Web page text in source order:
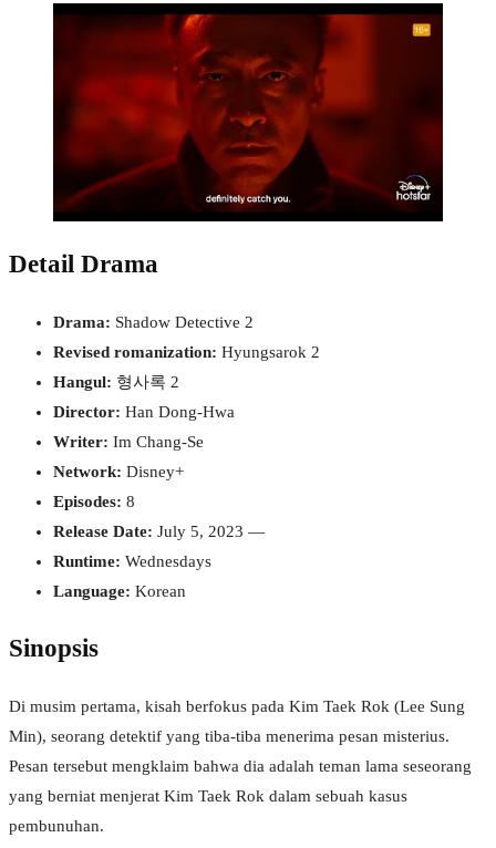
Detail Drama
Drama: Shadow Detective 2
Revised romanization: Hyungsarok 2
Hangul: 형사록 2
Director: Han Dong-Hwa
Writer: Im Chang-Se
Network: Disney+
Episodes: 8
Release Date: July 5, 2023 —
Runtime: Wednesdays
Language: Korean
Sinopsis
Di musim pertama, kisah berfokus pada Kim Taek Rok (Lee Sung
Min), seorang detektif yang tiba-tiba menerima pesan misterius.
Pesan tersebut mengklaim bahwa dia adalah teman lama seseorang
yang berniat menjerat Kim Taek Rok dalam sebuah kasus
pembunuhan.